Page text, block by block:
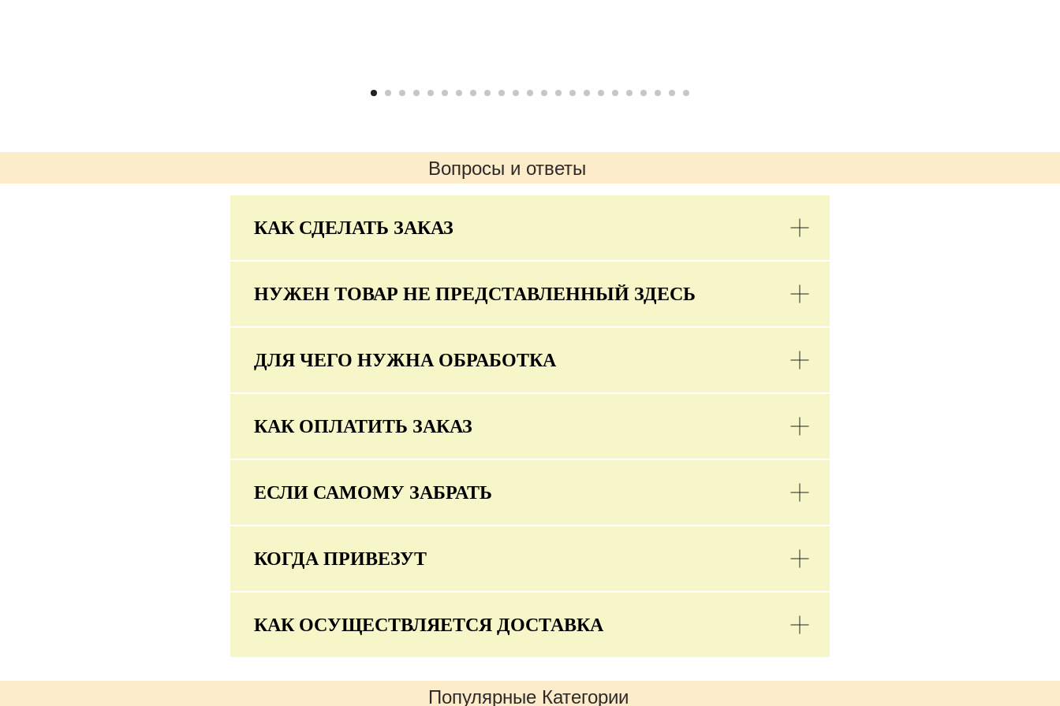
Вопросы и ответы
КАК СДЕЛАТЬ ЗАКАЗ
НУЖЕН ТОВАР НЕ ПРЕДСТАВЛЕННЫЙ ЗДЕСЬ
ДЛЯ ЧЕГО НУЖНА ОБРАБОТКА
КАК ОПЛАТИТЬ ЗАКАЗ
ЕСЛИ САМОМУ ЗАБРАТЬ
КОГДА ПРИВЕЗУТ
КАК ОСУЩЕСТВЛЯЕТСЯ ДОСТАВКА
Популярные Категории